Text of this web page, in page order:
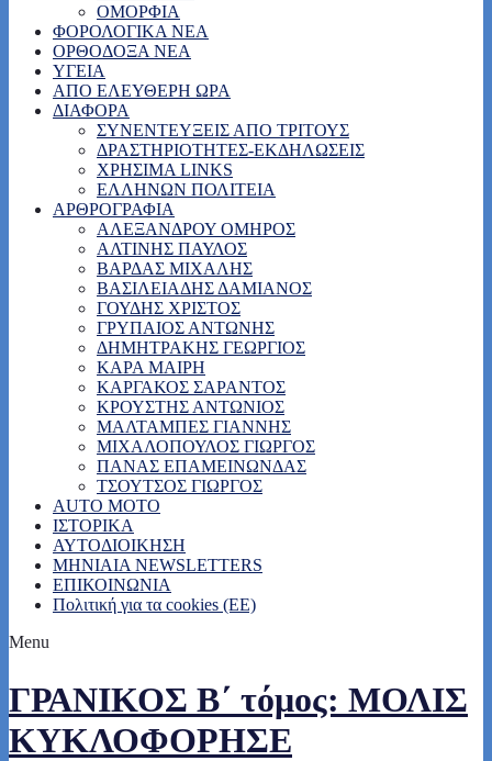
ΟΜΟΡΦΙΑ
ΦΟΡΟΛΟΓΙΚΑ ΝΕΑ
ΟΡΘΟΔΟΞΑ ΝΕΑ
ΥΓΕΙΑ
ΑΠΟ ΕΛΕΥΘΕΡΗ ΩΡΑ
ΔΙΑΦΟΡΑ
ΣΥΝΕΝΤΕΥΞΕΙΣ ΑΠΟ ΤΡΙΤΟΥΣ
ΔΡΑΣΤΗΡΙΟΤΗΤΕΣ-ΕΚΔΗΛΩΣΕΙΣ
ΧΡΗΣΙΜΑ LINKS
ΕΛΛΗΝΩΝ ΠΟΛΙΤΕΙΑ
ΑΡΘΡΟΓΡΑΦΙΑ
ΑΛΕΞΑΝΔΡΟΥ ΟΜΗΡΟΣ
ΑΛΤΙΝΗΣ ΠΑΥΛΟΣ
ΒΑΡΔΑΣ ΜΙΧΑΛΗΣ
ΒΑΣΙΛΕΙΑΔΗΣ ΔΑΜΙΑΝΟΣ
ΓΟΥΔΗΣ ΧΡΙΣΤΟΣ
ΓΡΥΠΑΙΟΣ ΑΝΤΩΝΗΣ
ΔΗΜΗΤΡΑΚΗΣ ΓΕΩΡΓΙΟΣ
ΚΑΡΑ ΜΑΙΡΗ
ΚΑΡΓΑΚΟΣ ΣΑΡΑΝΤΟΣ
ΚΡΟΥΣΤΗΣ ΑΝΤΩΝΙΟΣ
ΜΑΛΤΑΜΠΕΣ ΓΙΑΝΝΗΣ
ΜΙΧΑΛΟΠΟΥΛΟΣ ΓΙΩΡΓΟΣ
ΠΑΝΑΣ ΕΠΑΜΕΙΝΩΝΔΑΣ
ΤΣΟΥΤΣΟΣ ΓΙΩΡΓΟΣ
AUTO MOTO
ΙΣΤΟΡΙΚΑ
ΑΥΤΟΔΙΟΙΚΗΣΗ
MHNIAIA NEWSLETTERS
ΕΠΙΚΟΙΝΩΝΙΑ
Πολιτική για τα cookies (ΕΕ)
Menu
ΓΡΑΝΙΚΟΣ Β΄ τόμος: ΜΟΛΙΣ
ΚΥΚΛΟΦΟΡΗΣΕ